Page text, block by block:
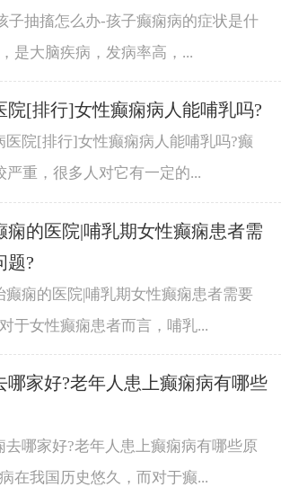
子抽搐怎么办-孩子癫痫病的症状是什
是大脑疾病，发病率高，...
院[排行]女性癫痫病人能哺乳吗?
医院[排行]女性癫痫病人能哺乳吗?癫
严重，很多人对它有一定的...
痫的医院|哺乳期女性癫痫患者需
题?
癫痫的医院|哺乳期女性癫痫患者需要
于女性癫痫患者而言，哺乳...
哪家好?老年人患上癫痫病有哪些
去哪家好?老年人患上癫痫病有哪些原
在我国历史悠久，而对于癫...